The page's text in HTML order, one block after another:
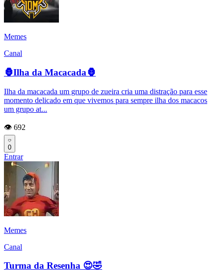
Memes
Canal
🦍Ilha da Macacada🦍
Ilha da macacada um grupo de zueira cria uma distração para esse
momento delicado em que vivemos para sempre ilha dos macacos
um grupo at...
👁️ 692
0
Entrar
Memes
Canal
Turma da Resenha 😍🤣